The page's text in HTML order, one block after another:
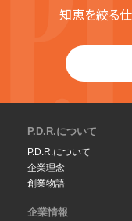
知恵を絞る
P.D.R.について
P.D.R.について
企業理念
創業物語
企業情報